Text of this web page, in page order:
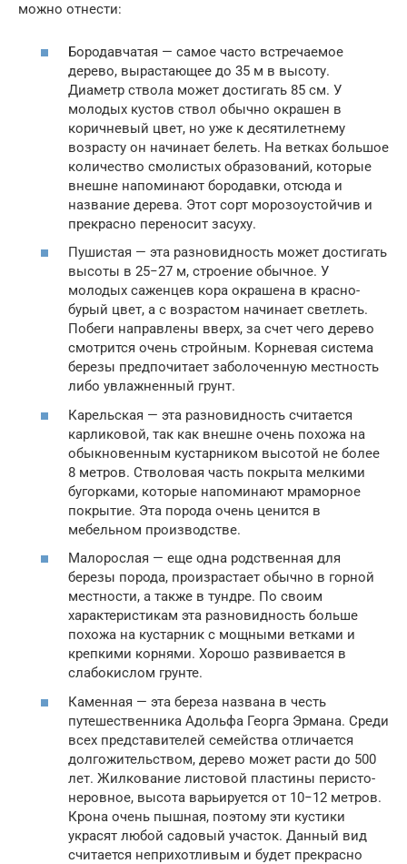
можно отнести:
Бородавчатая — самое часто встречаемое
дерево, вырастающее до 35 м в высоту.
Диаметр ствола может достигать 85 см. У
молодых кустов ствол обычно окрашен в
коричневый цвет, но уже к десятилетнему
возрасту он начинает белеть. На ветках большое
количество смолистых образований, которые
внешне напоминают бородавки, отсюда и
название дерева. Этот сорт морозоустойчив и
прекрасно переносит засуху.
Пушистая — эта разновидность может достигать
высоты в 25−27 м, строение обычное. У
молодых саженцев кора окрашена в красно-
бурый цвет, а с возрастом начинает светлеть.
Побеги направлены вверх, за счет чего дерево
смотрится очень стройным. Корневая система
березы предпочитает заболоченную местность
либо увлажненный грунт.
Карельская — эта разновидность считается
карликовой, так как внешне очень похожа на
обыкновенным кустарником высотой не более
8 метров. Стволовая часть покрыта мелкими
бугорками, которые напоминают мраморное
покрытие. Эта порода очень ценится в
мебельном производстве.
Малорослая — еще одна родственная для
березы порода, произрастает обычно в горной
местности, а также в тундре. По своим
характеристикам эта разновидность больше
похожа на кустарник с мощными ветками и
крепкими корнями. Хорошо развивается в
слабокислом грунте.
Каменная — эта береза названа в честь
путешественника Адольфа Георга Эрмана. Среди
всех представителей семейства отличается
долгожительством, дерево может расти до 500
лет. Жилкование листовой пластины перисто-
неровное, высота варьируется от 10−12 метров.
Крона очень пышная, поэтому эти кустики
украсят любой садовый участок. Данный вид
считается неприхотливым и будет прекрасно